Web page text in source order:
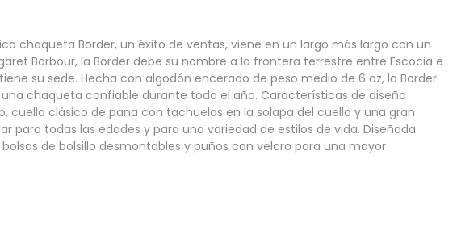
chaqueta Border, un éxito de ventas, viene en un largo más largo con un
Barbour, la Border debe su nombre a la frontera terrestre entre Escocia e
su sede. Hecha con algodón encerado de peso medio de 6 oz, la Border
chaqueta confiable durante todo el año. Características de diseño
clásico de pana con tachuelas en la solapa del cuello y una gran
todas las edades y para una variedad de estilos de vida. Diseñada
de bolsillo desmontables y puños con velcro para una mayor